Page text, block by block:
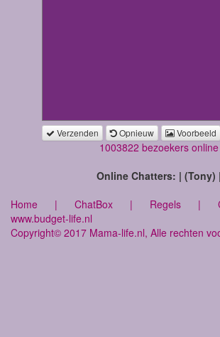
Verzenden Opnieuw Voorbeeld
1003822 bezoekers online
Online Chatters: | (Tony) |
Home | ChatBox | Regels |
www.budget-life.nl
Copyright© 2017 Mama-life.nl, Alle rechten